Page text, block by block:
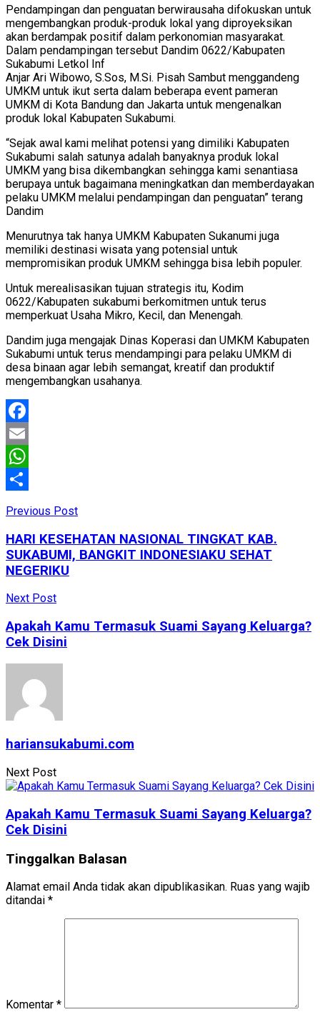
Pendampingan dan penguatan berwirausaha difokuskan untuk
mengembangkan produk-produk lokal yang diproyeksikan
akan berdampak positif dalam perkonomian masyarakat.
Dalam pendampingan tersebut Dandim 0622/Kabupaten
Sukabumi Letkol Inf
Anjar Ari Wibowo, S.Sos, M.Si. Pisah Sambut menggandeng
UMKM untuk ikut serta dalam beberapa event pameran
UMKM di Kota Bandung dan Jakarta untuk mengenalkan
produk lokal Kabupaten Sukabumi.
“Sejak awal kami melihat potensi yang dimiliki Kabupaten
Sukabumi salah satunya adalah banyaknya produk lokal
UMKM yang bisa dikembangkan sehingga kami senantiasa
berupaya untuk bagaimana meningkatkan dan memberdayakan
pelaku UMKM melalui pendampingan dan penguatan” terang
Dandim
Menurutnya tak hanya UMKM Kabupaten Sukanumi juga
memiliki destinasi wisata yang potensial untuk
mempromisikan produk UMKM sehingga bisa lebih populer.
Untuk merealisasikan tujuan strategis itu, Kodim
0622/Kabupaten sukabumi berkomitmen untuk terus
memperkuat Usaha Mikro, Kecil, dan Menengah.
Dandim juga mengajak Dinas Koperasi dan UMKM Kabupaten
Sukabumi untuk terus mendampingi para pelaku UMKM di
desa binaan agar lebih semangat, kreatif dan produktif
mengembangkan usahanya.
Facebook
Email
WhatsApp
Previous Post
HARI KESEHATAN NASIONAL TINGKAT KAB.
SUKABUMI, BANGKIT INDONESIAKU SEHAT
NEGERIKU
Next Post
Apakah Kamu Termasuk Suami Sayang Keluarga?
Cek Disini
hariansukabumi.com
Next Post
Apakah Kamu Termasuk Suami Sayang Keluarga?
Cek Disini
Tinggalkan Balasan
Alamat email Anda tidak akan dipublikasikan. Ruas yang wajib
ditandai *
Komentar *